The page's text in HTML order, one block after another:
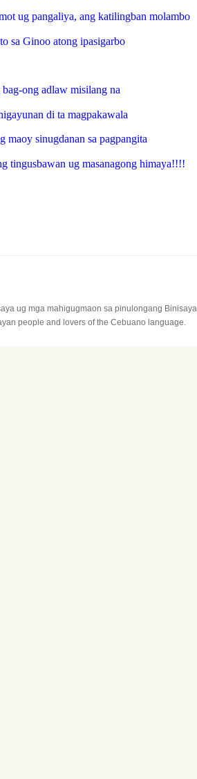
ug pangaliya, ang katilingban molambo
sa Ginoo atong ipasigarbo
ong adlaw misilang na
di ta magpakawala
maoy sinugdanan sa pagpangita
tingusbawan ug masanagong himaya!!!!
ug mga mahigugmaon sa pinulongang Binisaya.
people and lovers of the Cebuano language.